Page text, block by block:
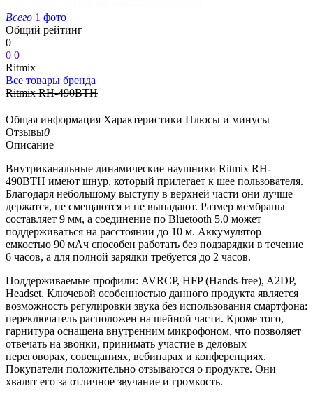
Всего 1 фото
Общий рейтинг
0
0 0
Ritmix
Все товары бренда
Ritmix RH-490BTH
Общая информация Характеристики Плюсы и минусы
Отзывы0
Описание
Внутриканальные динамические наушники Ritmix RH-
490BTH имеют шнур, который прилегает к шее пользователя.
Благодаря небольшому выступу в верхней части они лучше
держатся, не смещаются и не выпадают. Размер мембраны
составляет 9 мм, а соединение по Bluetooth 5.0 может
поддерживаться на расстоянии до 10 м. Аккумулятор
емкостью 90 мАч способен работать без подзарядки в течение
6 часов, а для полной зарядки требуется до 2 часов.
Поддерживаемые профили: AVRCP, HFP (Hands-free), A2DP,
Headset. Ключевой особенностью данного продукта является
возможность регулировки звука без использования смартфона:
переключатель расположен на шейной части. Кроме того,
гарнитура оснащена внутренним микрофоном, что позволяет
отвечать на звонки, принимать участие в деловых
переговорах, совещаниях, вебинарах и конференциях.
Покупатели положительно отзываются о продукте. Они
хвалят его за отличное звучание и громкость.